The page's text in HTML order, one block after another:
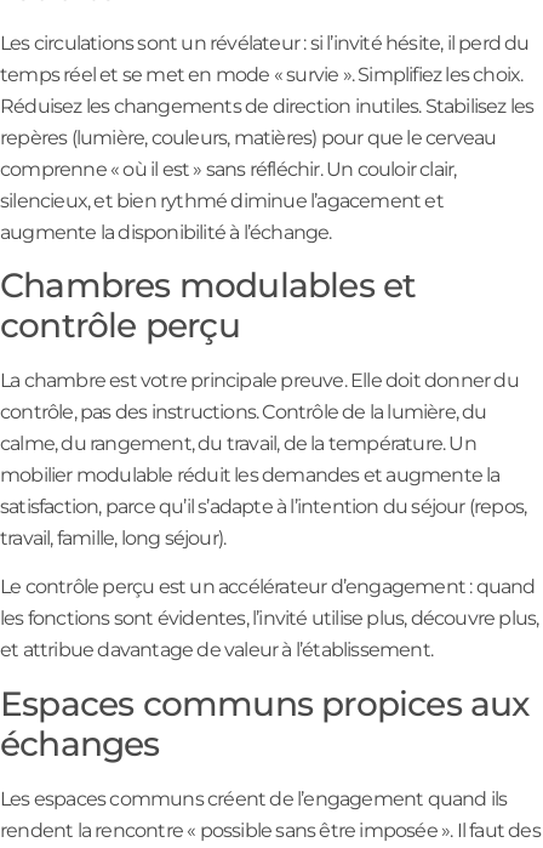
Les circulations sont un révélateur : si l’invité hésite, il perd du
temps réel et se met en mode « survie ». Simplifiez les choix.
Réduisez les changements de direction inutiles. Stabilisez les
repères (lumière, couleurs, matières) pour que le cerveau
comprenne « où il est » sans réfléchir. Un couloir clair,
silencieux, et bien rythmé diminue l’agacement et
augmente la disponibilité à l’échange.
Chambres modulables et
contrôle perçu
La chambre est votre principale preuve. Elle doit donner du
contrôle, pas des instructions. Contrôle de la lumière, du
calme, du rangement, du travail, de la température. Un
mobilier modulable réduit les demandes et augmente la
satisfaction, parce qu’il s’adapte à l’intention du séjour (repos,
travail, famille, long séjour).
Le contrôle perçu est un accélérateur d’engagement : quand
les fonctions sont évidentes, l’invité utilise plus, découvre plus,
et attribue davantage de valeur à l’établissement.
Espaces communs propices aux
échanges
Les espaces communs créent de l’engagement quand ils
rendent la rencontre « possible sans être imposée ». Il faut des